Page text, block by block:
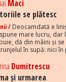
Maci
se plătesc
/ Deocamdată e
mare lucru, dar
dă din mâini și
în supă: nici în
Dumitrescu
și urmarea